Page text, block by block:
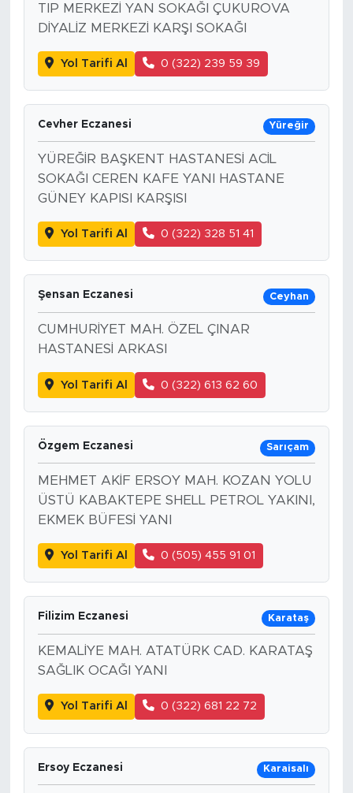
TIP MERKEZİ YAN SOKAĞI ÇUKUROVA
DİYALİZ MERKEZİ KARŞI SOKAĞI
Yol Tarifi Al 0 (322) 239 59 39
Cevher Eczanesi Yüreğir
YÜREĞİR BAŞKENT HASTANESİ ACİL
SOKAĞI CEREN KAFE YANI HASTANE
GÜNEY KAPISI KARŞISI
Yol Tarifi Al 0 (322) 328 51 41
Şensan Eczanesi Ceyhan
CUMHURİYET MAH. ÖZEL ÇINAR
HASTANESİ ARKASI
Yol Tarifi Al 0 (322) 613 62 60
Özgem Eczanesi Sarıçam
MEHMET AKİF ERSOY MAH. KOZAN YOLU
ÜSTÜ KABAKTEPE SHELL PETROL YAKINI,
EKMEK BÜFESİ YANI
Yol Tarifi Al 0 (505) 455 91 01
Filizim Eczanesi Karataş
KEMALİYE MAH. ATATÜRK CAD. KARATAŞ
SAĞLIK OCAĞI YANI
Yol Tarifi Al 0 (322) 681 22 72
Ersoy Eczanesi Karaisalı